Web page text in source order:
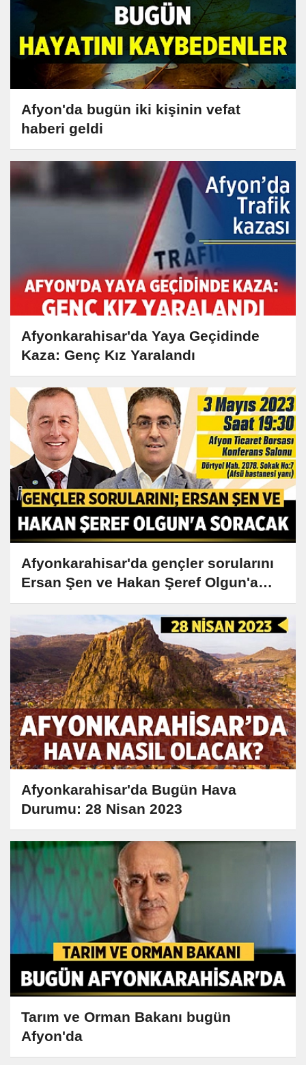
Afyon'da bugün iki kişinin vefat
haberi geldi
Afyonkarahisar'da Yaya Geçidinde
Kaza: Genç Kız Yaralandı
Afyonkarahisar'da gençler sorularını
Ersan Şen ve Hakan Şeref Olgun'a
soracak
Afyonkarahisar'da Bugün Hava
Durumu: 28 Nisan 2023
Tarım ve Orman Bakanı bugün
Afyon'da